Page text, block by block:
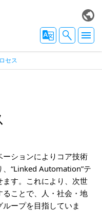
セス
ションによりコア技術
“Linked Automation”テ
す。これにより、次世
ことで、人・社会・地
ープを目指していま